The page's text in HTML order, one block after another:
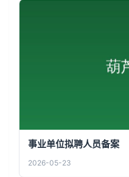
事业单位拟聘人员备案
2026-05-23